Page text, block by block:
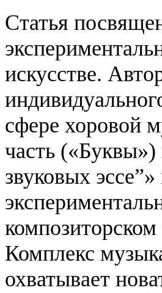
Статья
искусстве.
сфере хоровой
часть
звуковых
композиторском
Комплекс
охватывает